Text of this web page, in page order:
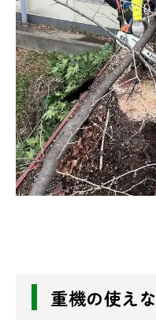
重機の使え